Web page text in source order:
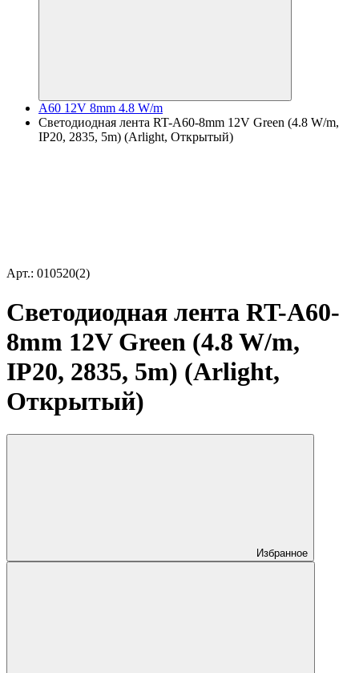
A60 12V 8mm 4.8 W/m
Светодиодная лента RT-A60-8mm 12V Green (4.8 W/m,
IP20, 2835, 5m) (Arlight, Открытый)
Арт.: 010520(2)
Светодиодная лента RT-A60-
8mm 12V Green (4.8 W/m,
IP20, 2835, 5m) (Arlight,
Открытый)
Избранное